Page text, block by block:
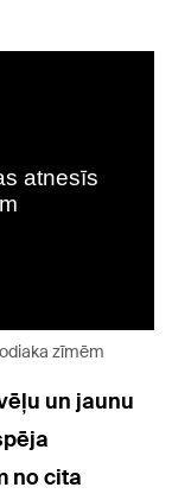
zīmēm
un jaunu
no cita